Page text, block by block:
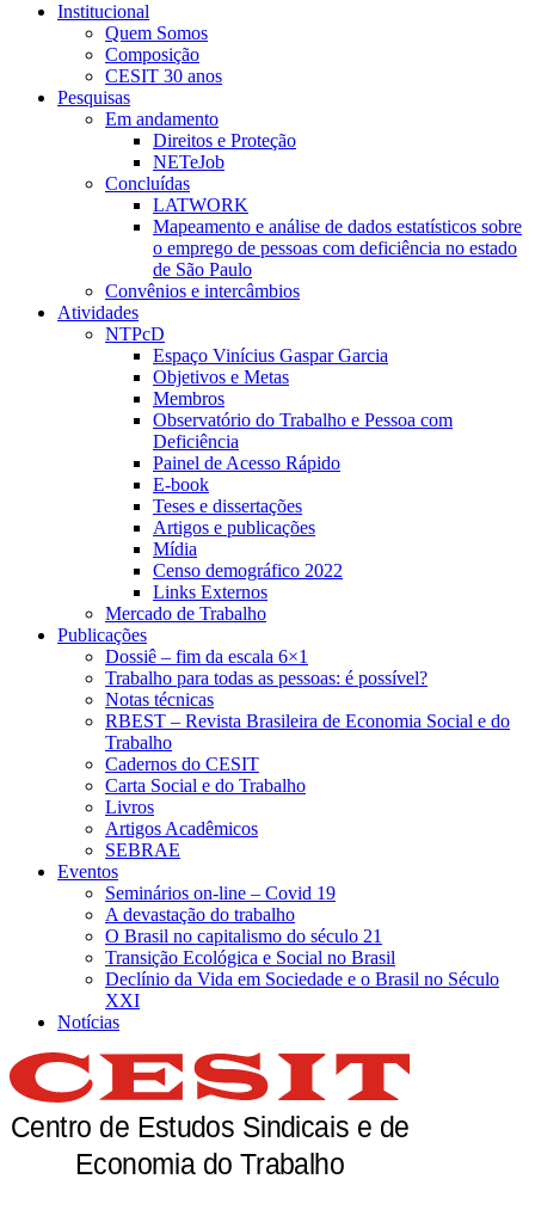
Institucional
Quem Somos
Composição
CESIT 30 anos
Pesquisas
Em andamento
Direitos e Proteção
NETeJob
Concluídas
LATWORK
Mapeamento e análise de dados estatísticos sobre
o emprego de pessoas com deficiência no estado
de São Paulo
Convênios e intercâmbios
Atividades
NTPcD
Espaço Vinícius Gaspar Garcia
Objetivos e Metas
Membros
Observatório do Trabalho e Pessoa com
Deficiência
Painel de Acesso Rápido
E-book
Teses e dissertações
Artigos e publicações
Mídia
Censo demográfico 2022
Links Externos
Mercado de Trabalho
Publicações
Dossiê – fim da escala 6×1
Trabalho para todas as pessoas: é possível?
Notas técnicas
RBEST – Revista Brasileira de Economia Social e do
Trabalho
Cadernos do CESIT
Carta Social e do Trabalho
Livros
Artigos Acadêmicos
SEBRAE
Eventos
Seminários on-line – Covid 19
A devastação do trabalho
O Brasil no capitalismo do século 21
Transição Ecológica e Social no Brasil
Declínio da Vida em Sociedade e o Brasil no Século
XXI
Notícias